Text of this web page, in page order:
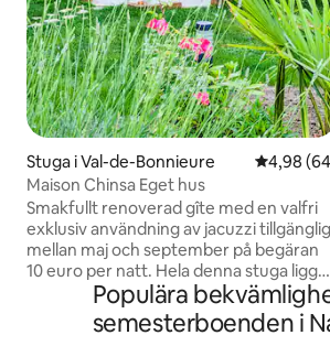
Stuga i Val-de-Bonnieure 4,98 av
4,98
Maison Chinsa Eget hus
Smakfullt renoverad gîte med en valfri
exklusiv användning av jacuzzi tillgänglig
mellan maj och september på begäran
10 euro per natt. Hela denna stuga ligger
i hjärtat av den charmiga byn Saint
Angeau, inom gångavstånd från
stormarknader och ett apotek. Idealiskt
Populära
semesterboenden i